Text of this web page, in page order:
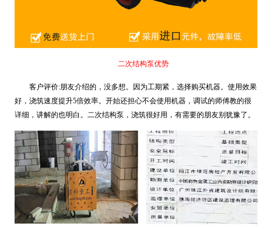
二次结构泵优势
客户评价:朋友介绍的，没多想。因为工期紧，选择购买机器。使用效果
好，浇筑速度提升5倍效率。开始还担心不会使用机器，调试的师傅教的很
详细，讲解的也明白。二次结构泵，浇筑很好用，有需要的朋友别犹豫了。